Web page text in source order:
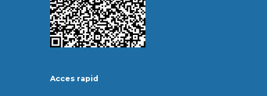
Acces rapid